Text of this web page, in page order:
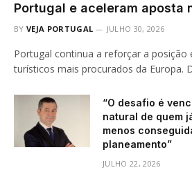
Portugal e aceleram aposta
BY VEJA PORTUGAL JULHO 30, 2026
Portugal continua a reforçar a posição
turísticos mais procurados da Europa.
“O desafio é
natural de quem
menos
planeamento”
JULHO 22, 2026